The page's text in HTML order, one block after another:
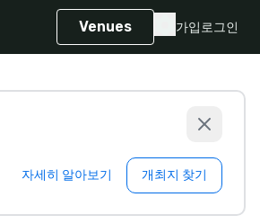
Venues 가입로그인
자세히 알아보기 개최지 찾기